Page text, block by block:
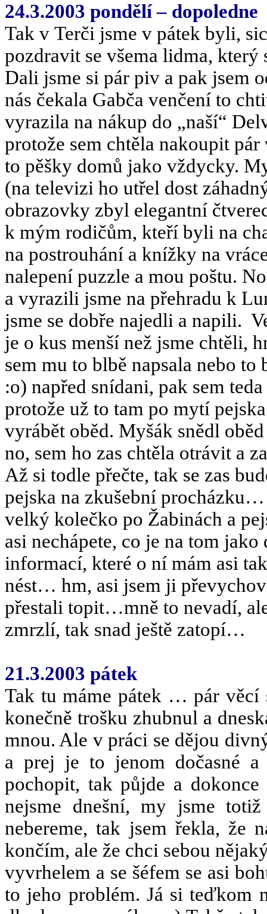
24.3.2003 pondělí – dopoledne
Tak v Terči jsme v pátek byli,
pozdravit se všema lidma, který
Dali jsme si pár piv a pak jsem
nás čekala Gabča venčení to
vyrazila na nákup do „naší“
protože sem chtěla nakoupit
to pěšky domů jako vždycky.
(na televizi ho utřel dost
obrazovky zbyl elegantní
k mým rodičům, kteří byli na
na postrouhání a knížky na
nalepení puzzle a mou poštu.
a vyrazili jsme na přehradu k
jsme se dobře najedli a napili.
je o kus menší než jsme chtěli,
sem mu to blbě napsala nebo
:o) napřed snídani, pak sem
protože už to tam po mytí
vyrábět oběd. Myšák snědl
no, sem ho zas chtěla otrávit a
Až si todle přečte, tak se zas
pejska na zkušební
velký kolečko po Žabinách a
asi nechápete, co je na tom
informací, které o ní mám asi
nést… hm, asi jsem ji
přestali topit…mně to nevadí,
zmrzlí, tak snad ještě zatopí…
21.3.2003 pátek
Tak tu máme pátek … pár věcí
konečně trošku zhubnul a
mnou. Ale v práci se dějou
a prej je to jenom dočasné
pochopit, tak půjde a
nejsme dnešní, my jsme totiž
nebereme, tak jsem řekla, že
končím, ale že chci sebou
vyvrhelem a se šéfem se asi
to jeho problém. Já si teďkom